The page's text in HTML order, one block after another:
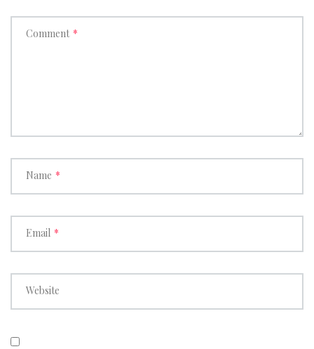
Comment *
Name *
Email *
Website